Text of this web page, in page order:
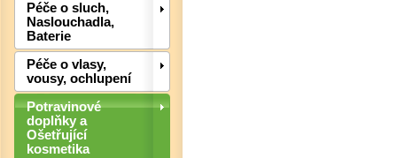
Péče o sluch,
Naslouchadla,
Baterie
Péče o vlasy,
vousy, ochlupení
Potravinové
doplňky a
Ošetřující
kosmetika